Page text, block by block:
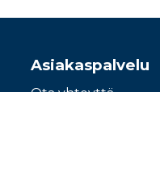
Asiakaspalvelu
Ota yhteyttä